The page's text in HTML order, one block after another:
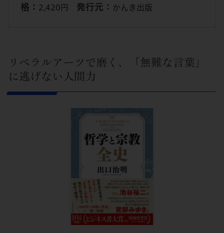
格：
2,420円 発行元： かんき出版
リベラルアーツで磨く、「無難な言葉」
に逃げない人間力